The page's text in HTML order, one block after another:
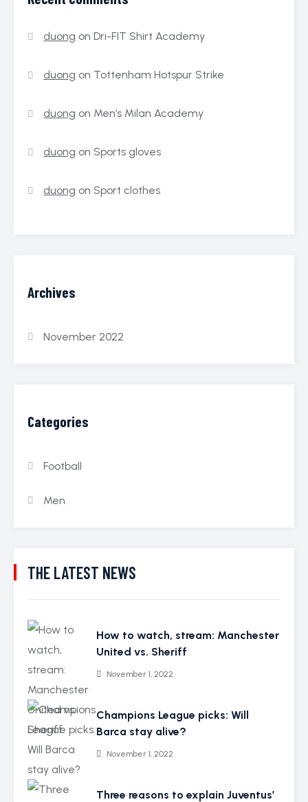
duong onDri-FIT Shirt Academy
duong on Tottenham Hotspur Strike
duong on Men’s Milan Academy
duong on Sports gloves
duong on Sport clothes
Archives
November 2022
Categories
Football
Men
THE LATEST NEWS
How to watch, stream: Manchester
United vs. Sheriff
November 1, 2022
Champions League picks: Will
Barca stay alive?
November 1, 2022
Three reasons to explain Juventus’